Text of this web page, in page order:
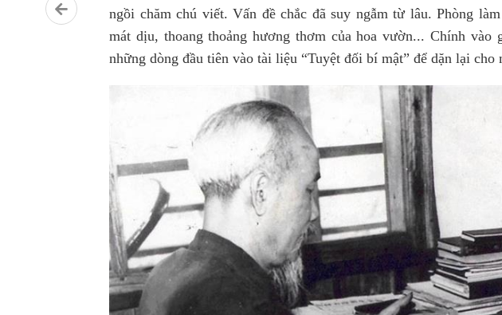
ngồi chăm chú viết. Vấn đề chắc đã suy ngẫm từ lâu. Phòng
mát dịu, thoang thoảng hương thơm của hoa vườn... Chính
những dòng đầu tiên vào tài liệu “Tuyệt đối bí mật” để dặn lại cho